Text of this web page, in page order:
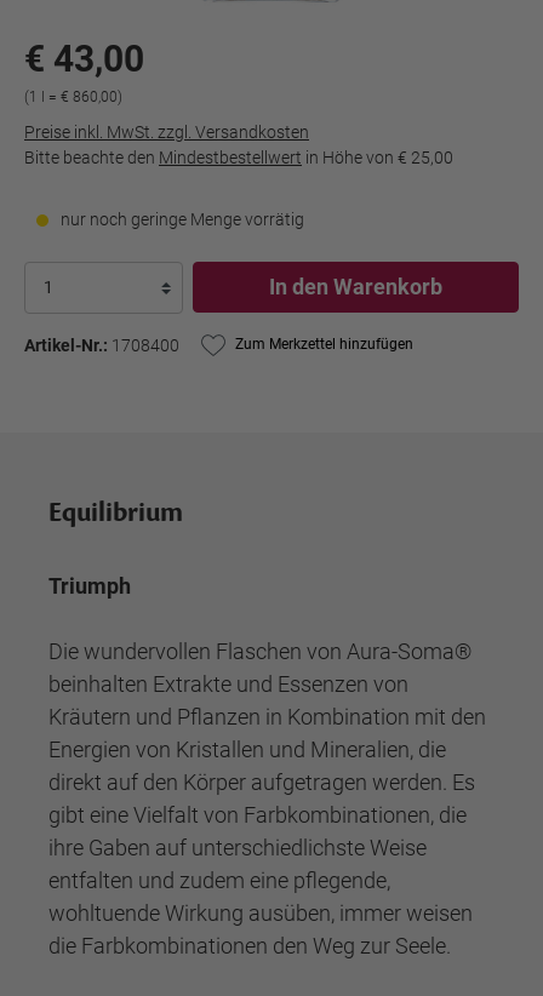
€ 43,00
(1 l = € 860,00)
Preise inkl. MwSt. zzgl. Versandkosten
Bitte beachte den Mindestbestellwert in Höhe von € 25,00
nur noch geringe Menge vorrätig
In den Warenkorb
Artikel-Nr.: 1708400 Zum Merkzettel hinzufügen
Equilibrium
Triumph
Die wundervollen Flaschen von Aura-Soma®
beinhalten Extrakte und Essenzen von
Kräutern und Pflanzen in Kombination mit den
Energien von Kristallen und Mineralien, die
direkt auf den Körper aufgetragen werden. Es
gibt eine Vielfalt von Farbkombinationen, die
ihre Gaben auf unterschiedlichste Weise
entfalten und zudem eine pflegende,
wohltuende Wirkung ausüben, immer weisen
die Farbkombinationen den Weg zur Seele.